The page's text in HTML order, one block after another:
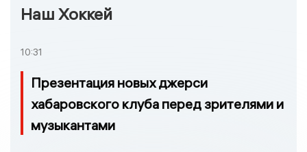
Наш Хоккей
10:31
Презентация новых джерси
хабаровского клуба перед зрителями и
музыкантами